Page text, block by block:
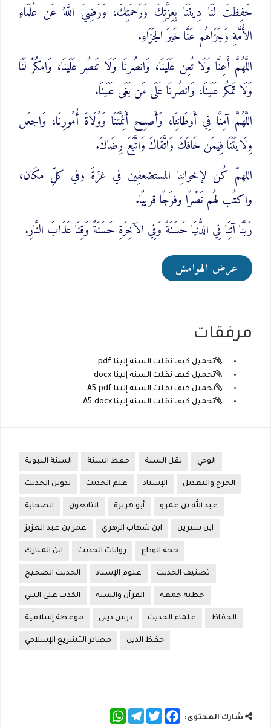
حَفِظتَ لَنَا دِينَنَا بِعِزَّتِكَ وَرَحمَتِكَ، وَرَضِيَ اللَّهُ عَن عُلَمَاءِ
الأُمَّةِ وَجَزَاهُم عَنَّا خَيرَ الجَزَاءِ.
اللَّهُمَّ أَعِنَّا وَلَا تُعِن عَلَينَا، وَانصُرنَا وَلَا تَنصُر عَلَينَا، وَامكُرْ لَنَا
وَلَا تَمكُر عَلَينَا، وَانصُرنَا عَلَى مَن بَغَى عَلَينَا.
اللَّهُمَّ آمِنَّا فِي أَوطَانِنَا، وَأَصلِح أَئِمَّتَنَا وَوُلَاةَ أُمُورِنَا، وَاجعَل
وِلَايَتَنَا فِيمَن خَافَكَ وَاتَّقَاكَ وَاتَّبَعَ رِضَاكَ.
اللهمّ كُن لإخوانِنا المستضعفِين في غزّةَ وفي كلِّ مكَان،
واكتُب لهُم نَصْرًا وفرَجًا قريبًا.
رَبَّنَا آتِنَا فِي الدُّنيَا حَسَنَةً وَفِي الآخِرَةِ حَسَنَةً وَقِنَا عَذَابَ النَّارِ.
عرض الهوامش
مرفقات
تحميل كيف نقلت السنة إلينا.pdf
تحميل كيف نقلت السنة إلينا.docx
تحميل كيف نقلت السنة إلينا A5.pdf
تحميل كيف نقلت السنة إلينا A5.docx
السنة النبوية حفظ السنة نقل السنة الوحي
تدوين الحديث علم الحديث الإسناد الجرح والتعديل
الصحابة التابعون أبو هريرة عبد الله بن عمرو
عمر بن عبد العزيز ابن شهاب الزهري ابن سيرين
ابن المبارك روايات الحديث حجة الوداع
الحديث الصحيح علوم الإسناد تصنيف الحديث
الكذب على النبي القرآن والسنة خطبة جمعة
موعظة إسلامية درس ديني علماء الحديث الحفاظ
مصادر التشريع الإسلامي حفظ الدين
شارك المحتوى:
Facebook
Twitter
Telegram
WhatsApp